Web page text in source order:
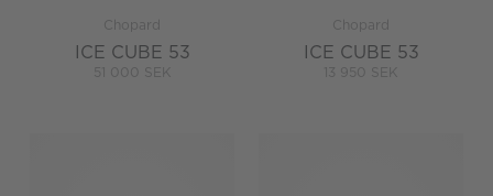
Chopard
ICE CUBE 53
51 000 SEK
Chopard
ICE CUBE 53
13 950 SEK